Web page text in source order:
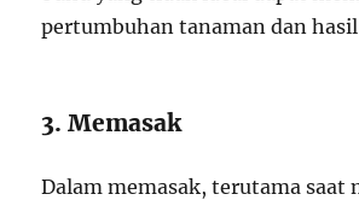
pertumbuhan tanaman dan
3. Memasak
Dalam memasak, terutama saat